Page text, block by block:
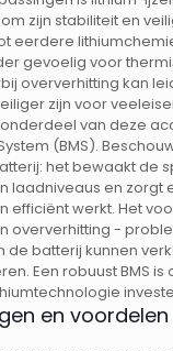
zijn stabiliteit en
eerdere
gevoelig voor
oververhitting kan
zijn voor
van deze
(BMS).
het bewaakt de
laadniveaus en zorgt
efficiënt werkt. Het
oververhitting -
de batterij kunnen
Een robuust BMS
en